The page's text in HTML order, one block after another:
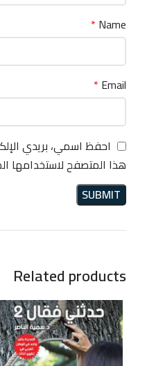
Name
*
Email
*
احفظ اسمي، بريدي
هذا المتصفح لاستخدامها
Related products